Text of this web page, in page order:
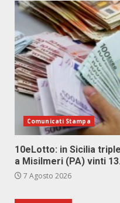
Comunicati Stampa
10eLotto: in Sicilia
a Misilmeri (PA) vinti
7 Agosto 2026